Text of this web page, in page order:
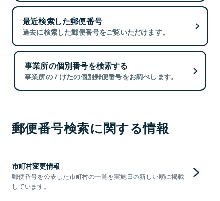
最近検索した郵便番号
過去に検索した郵便番号をご覧いただけます。
事業所の個別番号を検索する
事業所の７けたの個別郵便番号をお調べします。
郵便番号検索に関する情報
市町村変更情報
郵便番号を公表した市町村の一覧を実施日の新しい順に掲載
しています。